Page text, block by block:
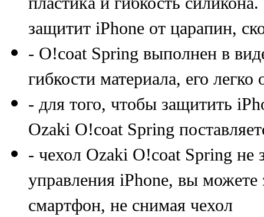
защитит iPhone от царапин,
- O!coat Spring выполнен в
гибкости материала, его
- для того, чтобы защитить
Ozaki O!coat Spring
- чехол Ozaki O!coat Spring не
управления iPhone, вы можете
смартфон, не снимая чехол